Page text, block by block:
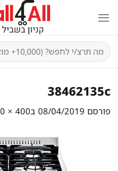
content
חיפוש
עבור:
38462135c
פורסם 08/04/2019 ב400 × 400